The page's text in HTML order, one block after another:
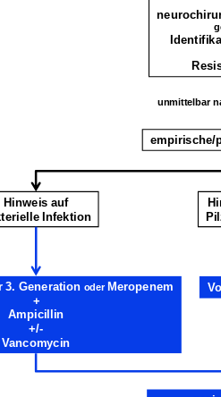
Hinweis auf
bakterielle Infektion
Cephalosporinder 3. Generation oder
Meropenem
+
Ampicillin
+/-
Vancomycin